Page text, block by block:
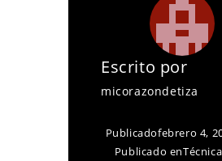
Escrito por
micorazondetiza
Publicadofebrero 4,
Publicado en